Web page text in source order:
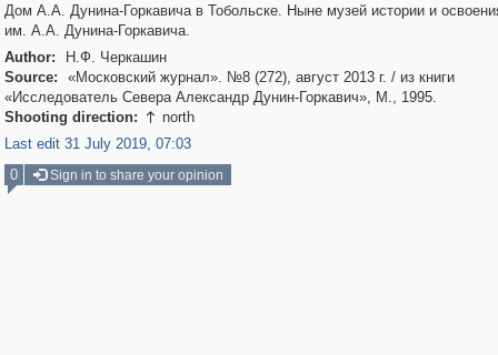
Дом А.А. Дунина-Горкавича в Тобольске. Ныне музей истории и
им. А.А. Дунина-Горкавича.
Author:
Н.Ф. Черкашин
Source:
«Московский журнал». №8 (272), август 2013 г. / из книги
«Исследователь Севера Александр Дунин-Горкавич», М., 1995.
Shooting direction:  north
Last edit 31 July 2019, 07:03
0
Sign in to share your opinion